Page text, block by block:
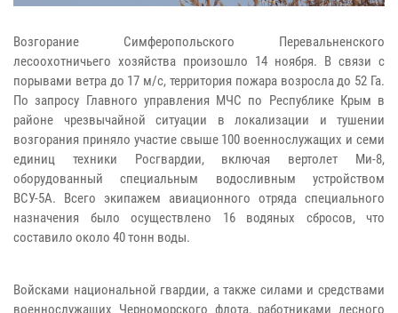
Возгорание Симферопольского Перевальненского
лесоохотничьего хозяйства произошло 14 ноября. В связи с
порывами ветра до 17 м/с, территория пожара возросла до 52 Га.
По запросу Главного управления МЧС по Республике Крым в
районе чрезвычайной ситуации в локализации и тушении
возгорания приняло участие свыше 100 военнослужащих и семи
единиц техники Росгвардии, включая вертолет Ми-8,
оборудованный специальным водосливным устройством
ВСУ-5А. Всего экипажем авиационного отряда специального
назначения было осуществлено 16 водяных сбросов, что
составило около 40 тонн воды.
Войсками национальной гвардии, а также силами и средствами
военнослужащих Черноморского флота, работниками лесного